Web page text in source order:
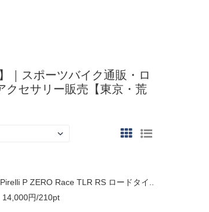
｜スポーツバイク通販・ロ
クセサリー販売【東京・荒
Pirelli P ZERO Race TLR RS ロードタイ..
14,000円/210pt